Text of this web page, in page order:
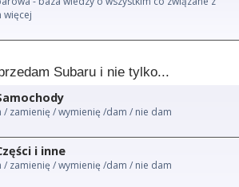
więcej
Subaru i nie tylko...
zamienię / wymienię /dam / nie dam
i inne
zamienię / wymienię /dam / nie dam